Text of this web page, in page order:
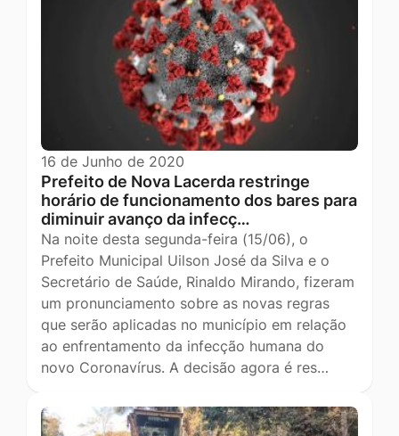
16 de Junho de 2020
Prefeito de Nova Lacerda restringe
horário de funcionamento dos bares para
diminuir avanço da infecç…
Na noite desta segunda-feira (15/06), o
Prefeito Municipal Uilson José da Silva e o
Secretário de Saúde, Rinaldo Mirando, fizeram
um pronunciamento sobre as novas regras
que serão aplicadas no município em relação
ao enfrentamento da infecção humana do
novo Coronavírus. A decisão agora é res…